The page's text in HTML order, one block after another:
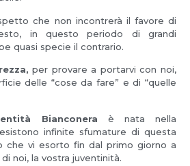
che non incontrerà il favore di
in questo periodo di grandi
quasi specie il contrario.
per provare a portarvi con noi,
delle “cose da fare” e di “quelle
Bianconera è nata nella
infinite sfumature di questa
che vi esorto fin dal primo giorno a
noi, la vostra juventinità.